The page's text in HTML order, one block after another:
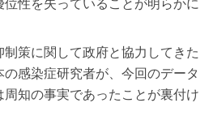
策に関して政府と協力してきた
感染症研究者が、今回のデータ
知の事実であったことが裏付け